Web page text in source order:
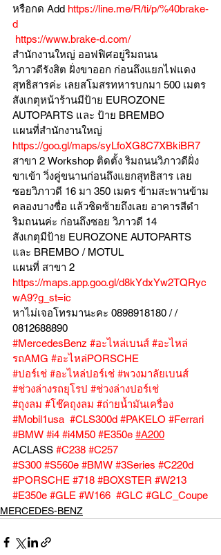
หรือกด Add https://line.me/R/ti/p/%40brake-
d
https://www.brake-d.com/
สำนักงานใหญ่ ออฟฟิศอยู่ริมถนน
วิภาวดีรังสิต ฝั่งขาออก ก่อนถึงแยกไฟแดง
สุทธิสารค่ะ เลยสโมสรทหารบกมา 500 เมตร
สังเกตุหน้าร้านมีป้าย EUROZONE
AUTOPARTS และ ป้าย BREMBO
แผนที่สำนักงานใหญ่
https://goo.gl/maps/syLfoXG8C7XBkiBR7
สาขา 2 Workshop ติดตั้ง ริมถนนวิภาวดีฝั่ง
ขาเข้า วิ่งคู่ขนานก่อนถึงแยกสุทธิสาร เลย
ซอยวิภาวดี 16 มา 350 เมตร ข้ามสะพานข้าม
คลองบางซื่อ แล้วชิดซ้ายถึงเลย อาคารสีดำ
ริมถนนค่ะ ก่อนถึงซอย วิภาวดี 14
สังเกตุมีป้าย EUROZONE AUTOPARTS
และ BREMBO / MOTUL
แผนที่ สาขา 2
https://maps.app.goo.gl/d8kYdxYw2TQRyc
wA9?g_st=ic
หาไม่เจอโทรมานะคะ 0898918180 / /
0812688890
#MercedesBenz #อะไหล่เบนส์ #อะไหล่
รถAMG #อะไหล่PORSCHE
#ปอร์เช่ #อะไหล่ปอร์เช่ #พวงมาลัยเบนส์
#ช่วงล่างรถยุโรป #ช่วงล่างปอร์เช่
#ถุงลม #โช๊คถุงลม #ถ่ายน้ำมันเครื่อง
#Mobil1usa #CLS300d #PAKELO #Ferrari
#BMW #i4 #i4M50 #E350e #A200
ACLASS #C238 #C257
#S300 #S560e #BMW #3Series #C220d
#PORSCHE #718 #BOXSTER #W213
#E350e #GLE #W166 #GLC #GLC_Coupe
MERCEDES-BENZ